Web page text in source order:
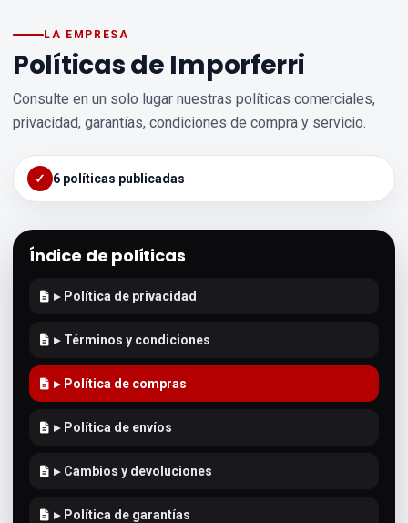
LA EMPRESA
Políticas de Imporferri
Consulte en un solo lugar nuestras políticas comerciales,
privacidad, garantías, condiciones de compra y servicio.
✓ 6 políticas publicadas
Índice de políticas
▸ Política de privacidad
▸ Términos y condiciones
▸ Política de compras
▸ Política de envíos
▸ Cambios y devoluciones
▸ Política de garantías